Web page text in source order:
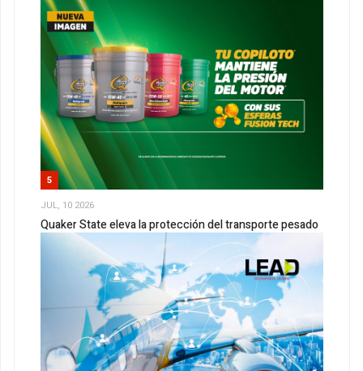
5
JUL, 10 2026
Quaker State eleva la protección del transporte pesado